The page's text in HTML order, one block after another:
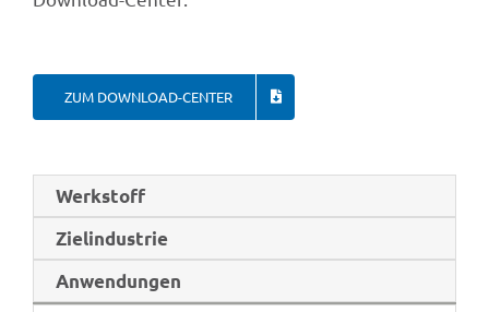
ZUM DOWN­LOAD-CENTER
Werk­stoff
Ziel­in­dus­trie
Anwen­dun­gen